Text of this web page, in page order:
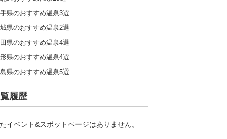
県のおすすめ温泉3選
県のおすすめ温泉2選
県のおすすめ温泉4選
県のおすすめ温泉4選
県のおすすめ温泉5選
履歴
イベント&スポットページはありません。